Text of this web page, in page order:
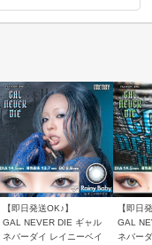
【即日発送OK♪】
GAL NEVER DIE ギャル
ネバーダイ レイニーベイ
【即日
GAL
ネバー